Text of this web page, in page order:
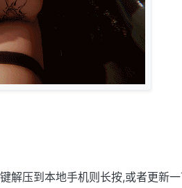
解压到本地手机则长按,或者更新